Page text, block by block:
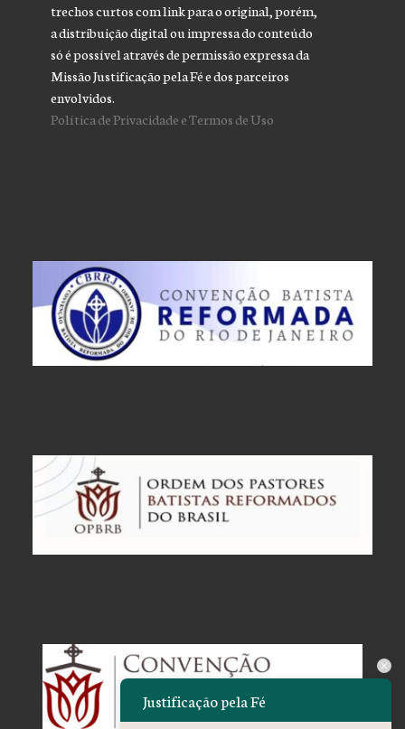
trechos curtos com link para o original, porém,
a distribuição digital ou impressa do conteúdo
só é possível através de permissão expressa da
Missão Justificação pela Fé e dos parceiros
envolvidos.
Política de Privacidade e Termos de Uso
Justificação pela Fé